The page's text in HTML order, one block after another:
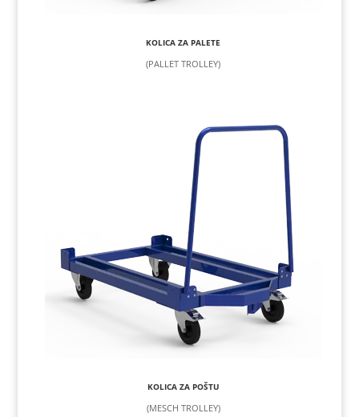
KOLICA ZA PALETE
(PALLET TROLLEY)
KOLICA ZA POŠTU
(MESCH TROLLEY)